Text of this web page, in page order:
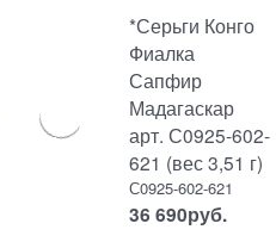
*Серьги Конго
Фиалка
Сапфир
Мадагаскар
арт. С0925-602-
621 (вес 3,51 г)
С0925-602-621
36 690руб.